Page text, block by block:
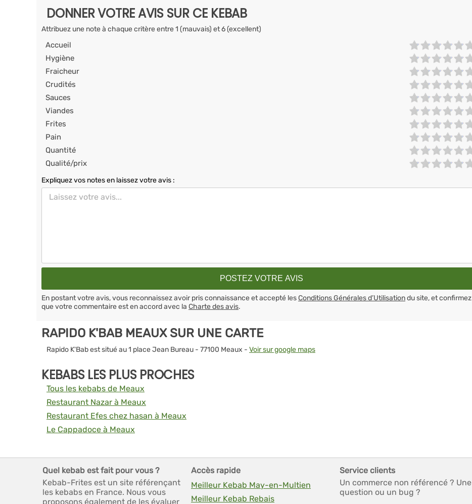
DONNER VOTRE AVIS SUR CE KEBAB
Attribuez une note à chaque critère entre 1 (mauvais) et 6 (excellent)
Accueil
Hygiène
Fraicheur
Crudités
Sauces
Viandes
Frites
Pain
Quantité
Qualité/prix
Expliquez vos notes en laissez votre avis :
En postant votre avis, vous reconnaissez avoir pris connaissance et accepté lesConditions Générales d’Utilisationdu site, et confirmez
que votre commentaire est en accord avec la Charte des avis.
RAPIDO K'BAB MEAUX SUR UNE CARTE
Rapido K'Bab est situé au 1 place Jean Bureau - 77100 Meaux - Voir sur google maps
KEBABS LES PLUS PROCHES
Tous les kebabs de Meaux
Restaurant Nazar à Meaux
Restaurant Efes chez hasan à Meaux
Le Cappadoce à Meaux
Quel kebab est fait pour vous ?
Kebab-Frites est un site référençant
les kebabs en France. Nous vous
proposons également de les évaluer
Accès rapide
Meilleur Kebab May-en-Multien
Meilleur Kebab Rebais
Service clients
Un commerce non référencé ? Une
question ou un bug ?